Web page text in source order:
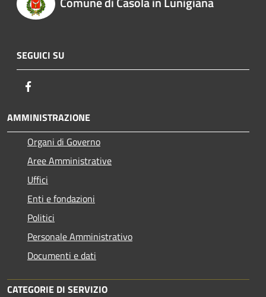
SEGUICI SU
AMMINISTRAZIONE
Organi di Governo
Aree Amministrative
Uffici
Enti e fondazioni
Politici
Personale Amministrativo
Documenti e dati
CATEGORIE DI SERVIZIO